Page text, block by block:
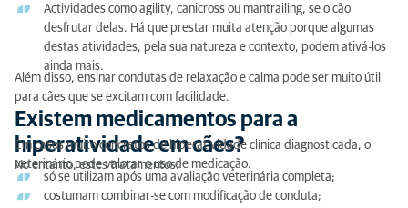
Actividades como agility, canicross ou mantrailing, se o cão
desfrutar delas. Há que prestar muita atenção porque algumas
destas atividades, pela sua natureza e contexto, podem ativá-los
ainda mais.
Além disso, ensinar condutas de relaxação e calma pode ser muito útil
para cães que se excitam com facilidade.
Existem medicamentos para a
hiperatividade em cães?
Em casos muito concretos de hiperatividade clínica diagnosticada, o
veterinário pode valorar o uso de medicação.
No entanto, estes tratamentos:
só se utilizam após uma avaliação veterinária completa;
costumam combinar-se com modificação de conduta;